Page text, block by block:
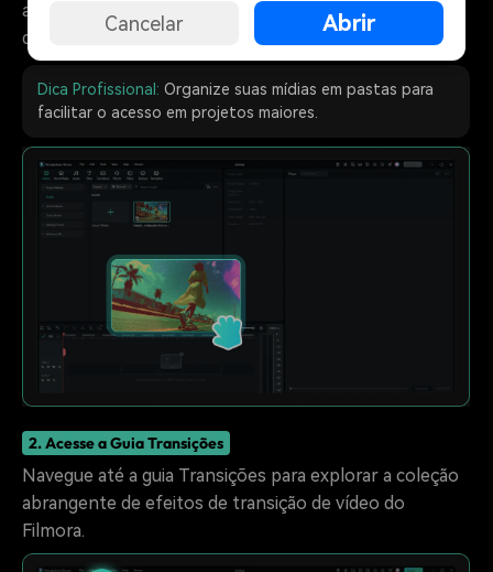
arraste-os para a linha do tempo na ordem em que
deseja que apareçam.
Dica Profissional: Organize suas mídias em pastas para
facilitar o acesso em projetos maiores.
2. Acesse a Guia Transições
Navegue até a guia Transições para explorar a coleção
abrangente de efeitos de transição de vídeo do
Filmora.
Cancelar Abrir